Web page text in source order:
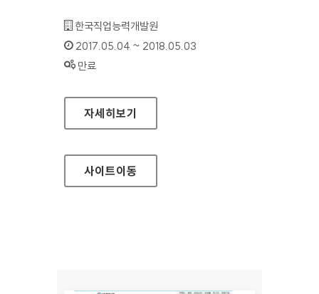
기관명 :
한국직업능력개발원
인증기간 :
2017.05.04 ~ 2018.05.03
상태 :
만료
산들바람 진로멘토링 홈페이지
자세히보기
사이트이동